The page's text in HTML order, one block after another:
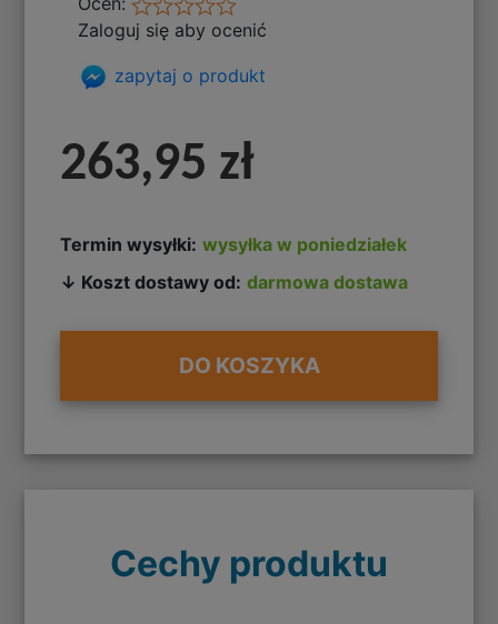
Zaloguj się aby ocenić
zapytaj o produkt
263,95 zł
Termin wysyłki: wysyłka w poniedziałek
↓ Koszt dostawy od: darmowa dostawa
DO KOSZYKA
Cechy produktu